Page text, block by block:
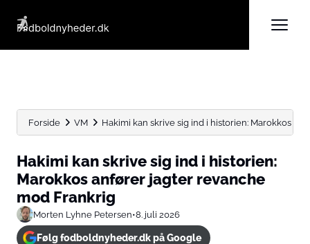
Forside VM Hakimi kan skrive sig ind i historien: Marokkos
Hakimi kan skrive sig ind i historien:
Marokkos anfører jagter revanche
mod Frankrig
Morten Lyhne Petersen•8. juli 2026
Følg fodboldnyheder.dk på Google